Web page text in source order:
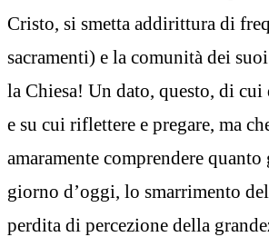
Cristo, si smetta addirittura di
sacramenti) e la comunità dei
la Chiesa! Un dato, questo, di
e su cui riflettere e pregare, ma
amaramente comprendere quanto
giorno d’oggi, lo smarrimento
perdita di percezione della